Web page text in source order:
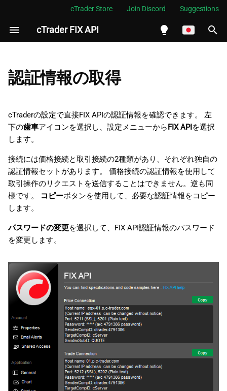
cTrader Store Join Discord Suggestions
cTrader FIX API
العربية
Indonesia
ไทย
Tiếng Việt
한국어
Italiano
Türkçe
検
を
初
化
FIX通貨ペアID
認証情報の取得
cTraderの設定で直接FIX APIの認証情報を確認できます。 左
下の歯車アイコンを選択し、設定メニューからFIX APIを選択
します。
接続には価格接続と取引接続の2種類があり、それぞれ独自の
認証情報セットがあります。 価格接続の認証情報を使用して
取引操作のリクエストを送信することはできません。逆も同
様です。
コピーボタンを使用して、必要な認証情報をコピー
します。
パスワードの変更を選択して、FIX API認証情報のパスワード
を変更します。